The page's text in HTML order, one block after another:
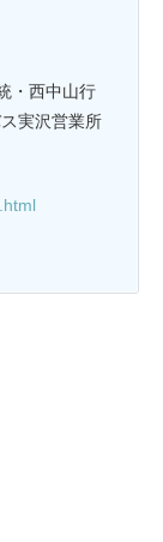
・西中山行
実沢営業所